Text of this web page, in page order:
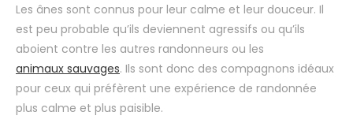
Les ânes sont connus pour leur calme et leur douceur. Il
est peu probable qu’ils deviennent agressifs ou qu’ils
aboient contre les autres randonneurs ou les
animaux sauvages. Ils sont donc des compagnons idéaux
pour ceux qui préfèrent une expérience de randonnée
plus calme et plus paisible.